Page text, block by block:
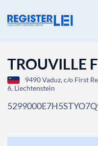
TROUVILLE
9490 Vaduz, c/o First
6, Liechtenstein